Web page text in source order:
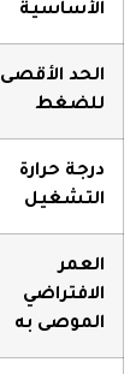
الأساسية
الحد الأقصى
للضغط
درجة حرارة
التشغيل
العمر
الافتراضي
الموصى به